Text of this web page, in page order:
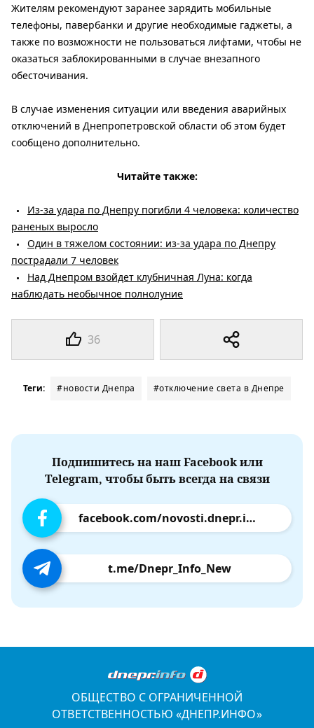
36
Жителям рекомендуют заранее зарядить мобильные
телефоны, павербанки и другие необходимые гаджеты, а
также по возможности не пользоваться лифтами, чтобы не
оказаться заблокированными в случае внезапного
обесточивания.
В случае изменения ситуации или введения аварийных
отключений в Днепропетровской области об этом будет
сообщено дополнительно.
Читайте также:
Из-за удара по Днепру погибли 4 человека: количество
раненых выросло
Один в тяжелом состоянии: из-за удара по Днепру
пострадали 7 человек
Над Днепром взойдет клубничная Луна: когда
наблюдать необычное полнолуние
Теги: #новости Днепра #отключение света в Днепре
Подпишитесь на наш Facebook или
Telegram, чтобы быть всегда на связи
facebook.com/novosti.dnepr.info
t.me/Dnepr_Info_New
ОБЩЕСТВО С ОГРАНИЧЕННОЙ
ОТВЕТСТВЕННОСТЬЮ «ДНЕПР.ИНФО»